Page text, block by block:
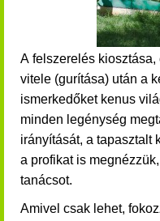
A felszerelés
vitele (gurítása) után a
ismerkedőketkenus
minden legénység
irányítását, a tapasztalt
a profikat is
tanácsot.
Amivel csak lehet,